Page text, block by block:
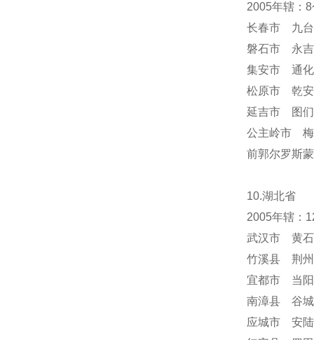
2005年辖：
长春市 九
磐石市 永
集安市 通
松原市 乾
延吉市 图
公主岭市
前郭尔罗斯
10.湖北省
2005年辖：
武汉市 黄
竹溪县 荆
宜都市 当
南漳县 谷
应城市 安